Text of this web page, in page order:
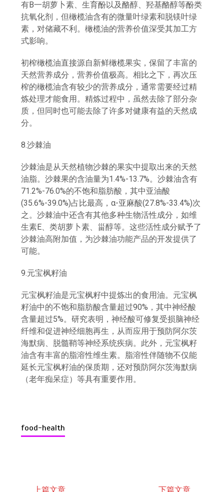
有B一胡萝卜素、生育酚以及酪醇、羟基酪醇等酚类
抗氧化剂，但橄榄油含有的微量叶绿素和脱镁叶绿
素，对储藏不利。橄榄油的营养价值深受其加工方
式影响。
初榨橄榄油直接源自新鲜橄榄果实，保留了丰富的
天然营养成分，营养价值极高。相比之下，再次压
榨的橄榄油含有较少的营养成分，通常需要经过精
炼处理才能食用。精炼过程中，虽然去除了部分杂
质，但同时也可能去除了许多对健康有益的天然成
分。
8.沙棘油
沙棘油是从天然植物沙棘的果实中提取出来的天然
油脂。沙棘果的含油量为1.4%-13.7%。沙棘油含有
71.2%-76.0%的不饱和脂肪酸，其中亚油酸
(35.6%-39.0%)占比最高，α-亚麻酸(27.8%-33.4%)次
之。沙棘油中还含有其他多种生物活性成分，如维
生素E、类胡萝卜素、甾醇等。这些活性成分赋予了
沙棘油高附加值，为沙棘油功能产品的开发提供了
可能。
9.元宝枫籽油
元宝枫籽油是元宝枫籽中提炼出的食用油。元宝枫
籽油中的不饱和脂肪酸含量超过90%，其中神经酸
含量超过5%。研究表明，神经酸可修复受损脑神经
纤维和促进神经细胞再生，从而应用于预防阿尔茨
海默病、脱髓鞘等神经系统疾病。此外，元宝枫籽
油含有丰富的脂溶性维生素。脂溶性伴随物不仅能
延长元宝枫籽油的保质期，还对预防阿尔茨海默病
（老年痴呆症）等具有重要作用。
food-health
上篇文章 下篇文章